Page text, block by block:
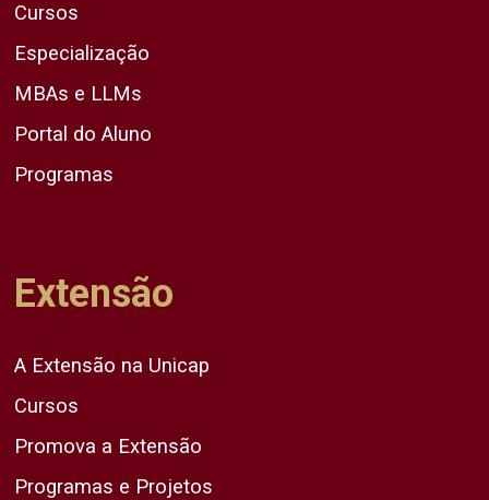
Cursos
Especialização
MBAs e LLMs
Portal do Aluno
Programas
Extensão
A Extensão na Unicap
Cursos
Promova a Extensão
Programas e Projetos